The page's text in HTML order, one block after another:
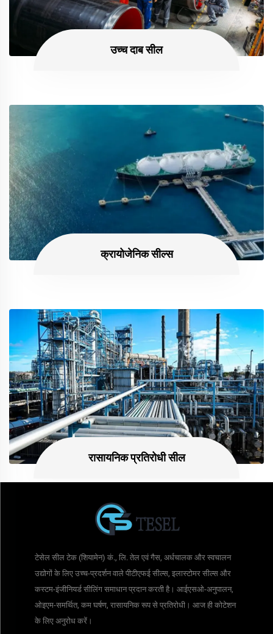
उच्च दाब सील
क्रायोजेनिक सील्स
रासायनिक प्रतिरोधी सील
टेसेल सील टेक (शियामेन) कं., लि. तेल एवं गैस, अर्धचालक और स्वचालन
उद्योगों के लिए उच्च-प्रदर्शन वाले पीटीएफई सील्स, इलास्टोमर सील्स और
कस्टम-इंजीनियर्ड सीलिंग समाधान प्रदान करती है। आईएसओ-अनुपालन,
ओइएम-समर्थित, कम घर्षण, रासायनिक रूप से प्रतिरोधी। आज ही कोटेशन
के लिए अनुरोध करें।